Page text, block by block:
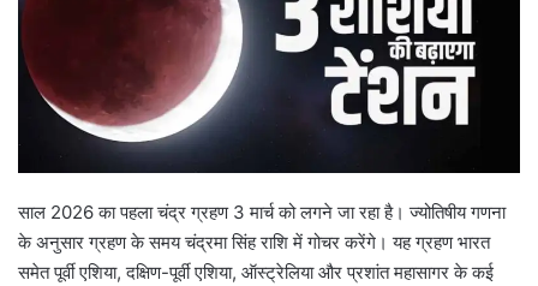
साल 2026 का पहला चंद्र ग्रहण 3 मार्च को लगने जा रहा है। ज्योतिषीय गणना
के अनुसार ग्रहण के समय चंद्रमा सिंह राशि में गोचर करेंगे। यह ग्रहण भारत
समेत पूर्वी एशिया, दक्षिण-पूर्वी एशिया, ऑस्ट्रेलिया और प्रशांत महासागर के कई